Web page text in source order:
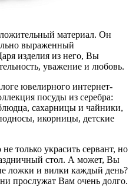
материал. Он
выраженный
изделия из него, Вы
уважение и любовь.
ювелирного интернет-
посуды из серебра:
сахарницы и чайники,
икорницы, детские
только украсить сервант, но
стол. А может, Вы
ложки и вилки каждый день?
прослужат Вам очень долго.